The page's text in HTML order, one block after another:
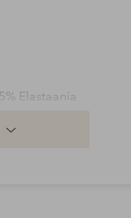
Elastaania